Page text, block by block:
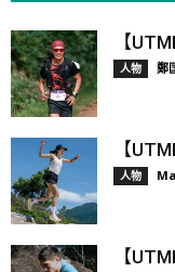
【
人物 鄭
【
人物
【